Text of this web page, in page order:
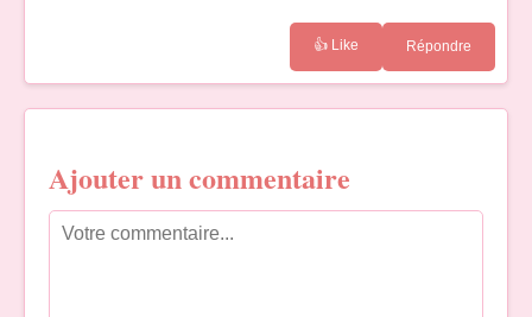
👍 Like Répondre
Ajouter un commentaire